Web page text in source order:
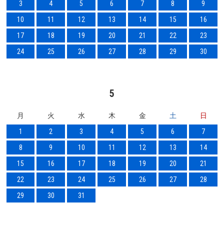
3
4 5 6 7 8
9
10
11 12 13 14 15
16
17
18 19 20 21 22
23
24
25 26 27 28 29 30
5
月 火 水 木 金 土
日
1
2 3 4 5 6
7
8
9 10 11 12 13
14
15
16 17 18 19 20
21
22
23 24 25 26 27
28
29
30 31